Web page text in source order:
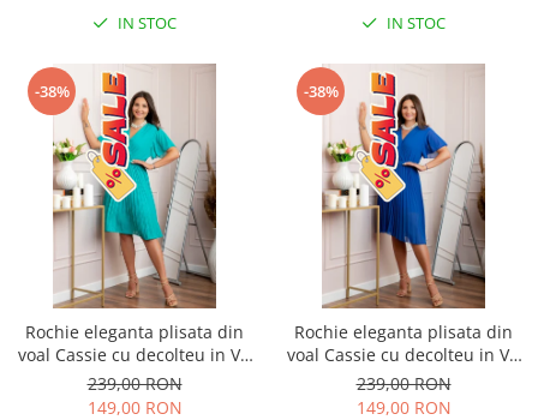
IN STOC IN STOC
-38%
Rochie eleganta plisata din
voal Cassie cu decolteu in V -
Turcoaz aqua
239,00 RON
149,00 RON
-38%
Rochie eleganta plisata din
voal Cassie cu decolteu in V -
Albastru regal
239,00 RON
149,00 RON